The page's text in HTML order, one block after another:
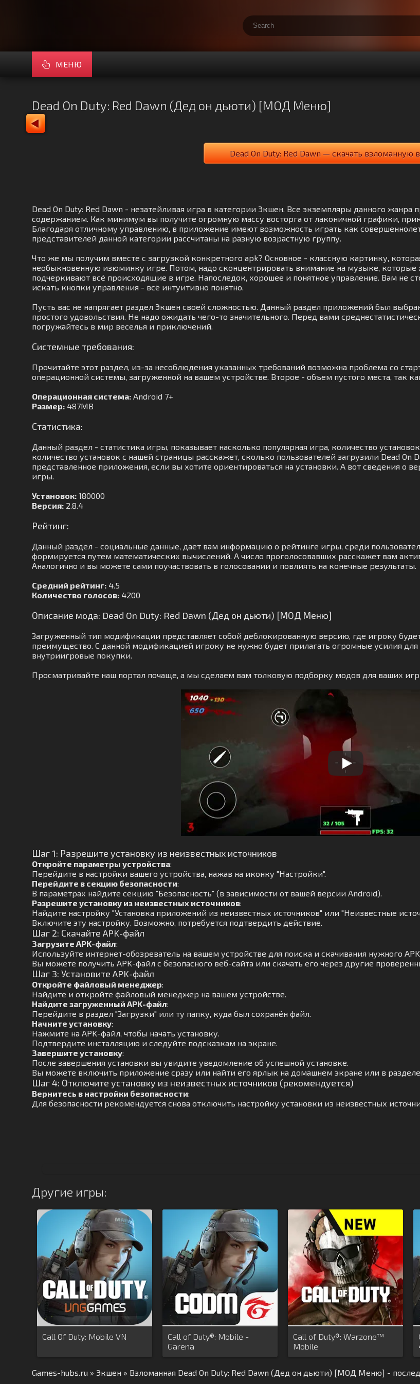
МЕНЮ
Dead On Duty: Red Dawn (Дед он дьюти) [МОД Меню]
Dead On Duty: Red Dawn — скачать
Dead On Duty: Red Dawn - незатейливая игра в категории Экшен. Все экземпляры данного
содержанием. Как минимум вы получите огромную массу восторга от лаконичной графики,
Благодаря отличному управлению, в приложение имеют возможность играть как
представителей данной категории рассчитаны на разную возрастную группу.
Что же мы получим вместе с загрузкой конкретного apk? Основное - классную картинку,
необыкновенную изюминку игре. Потом, надо сконцентрировать внимание на музыке, которые
подчеркивают всё происходящие в игре. Напоследок, хорошее и понятное управление. Вам не
искать кнопки управления - всё интуитивно понятно.
Пусть вас не напрягает раздел Экшен своей сложностью. Данный раздел приложений был
простого удовольствия. Не надо ожидать чего-то значительного. Перед вами
погружайтесь в мир веселья и приключений.
Системные требования:
Прочитайте этот раздел, из-за несоблюдения указанных требований возможна проблема со
операционной системы, загруженной на вашем устройстве. Второе - объем пустого места, так
Операционная система: Android 7+
Размер: 487MB
Статистика:
Данный раздел - статистика игры, показывает насколько популярная игра, количество
количество установок с нашей страницы расскажет, сколько пользователей загрузили Dead
представленное приложения, если вы хотите ориентироваться на установки. А вот сведения о
игры.
Установок: 180000
Версия: 2.8.4
Рейтинг:
Данный раздел - социальные данные, дает вам информацию о рейтинге игры, среди
формируется путем математических вычислений. А число проголосовавших расскажет вам
Аналогично и вы можете сами поучаствовать в голосовании и повлиять на конечные результаты.
Средний рейтинг: 4.5
Количество голосов: 4200
Описание мода: Dead On Duty: Red Dawn (Дед он дьюти) [МОД Меню]
Загруженный тип модификации представляет собой деблокированную версию, где игроку
преимущество. С данной модификацией игроку не нужно будет прилагать огромные усилия
внутриигровые покупки.
Просматривайте наш портал почаще, а мы сделаем вам толковую подборку модов для ваших
Шаг 1: Разрешите установку из неизвестных источников
Откройте параметры устройства:
Перейдите в настройки вашего устройства, нажав на иконку "Настройки".
Перейдите в секцию безопасности:
В параметрах найдите секцию "Безопасность" (в зависимости от вашей версии Android).
Разрешите установку из неизвестных источников:
Найдите настройку "Установка приложений из неизвестных источников" или "Неизвестные
Включите эту настройку. Возможно, потребуется подтвердить действие.
Шаг 2: Скачайте APK-файл
Загрузите APK-файл:
Используйте интернет-обозреватель на вашем устройстве для поиска и скачивания нужного
Вы можете получить APK-файл с безопасного веб-сайта или скачать его через другие
Шаг 3: Установите APK-файл
Откройте файловый менеджер:
Найдите и откройте файловый менеджер на вашем устройстве.
Найдите загруженный APK-файл:
Перейдите в раздел "Загрузки" или ту папку, куда был сохранён файл.
Начните установку:
Нажмите на APK-файл, чтобы начать установку.
Подтвердите инсталляцию и следуйте подсказкам на экране.
Завершите установку:
После завершения установки вы увидите уведомление об успешной установке.
Вы можете включить приложение сразу или найти его ярлык на домашнем экране или в
Шаг 4: Отключите установку из неизвестных источников (рекомендуется)
Вернитесь в настройки безопасности:
Для безопасности рекомендуется снова отключить настройку установки из неизвестных
Другие игры:
Call Of Duty: Mobile VN
Call of Duty®: Mobile -
Garena
Call of Duty®: Warzone™
Mobile
Games-hubs.ru » Экшен » Взломанная Dead On Duty: Red Dawn (Дед он дьюти) [МОД Меню] -